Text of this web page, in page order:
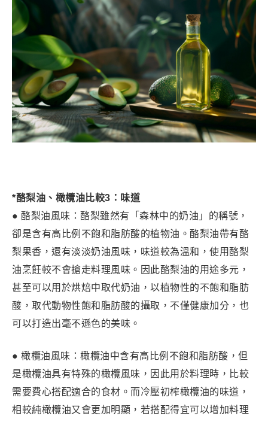
*酪梨油、橄欖油比較3：味道
● 酪梨油風味：酪梨雖然有「森林中的奶油」的稱號，
卻是含有高比例不飽和脂肪酸的植物油。酪梨油帶有酪
梨果香，還有淡淡奶油風味，味道較為溫和，使用酪梨
油烹飪較不會搶走料理風味。因此酪梨油的用途多元，
甚至可以用於烘焙中取代奶油，以植物性的不飽和脂肪
酸，取代動物性飽和脂肪酸的攝取，不僅健康加分，也
可以打造出毫不遜色的美味。
● 橄欖油風味：橄欖油中含有高比例不飽和脂肪酸，但
是橄欖油具有特殊的橄欖風味，因此用於料理時，比較
需要費心搭配適合的食材。而冷壓初榨橄欖油的味道，
相較純橄欖油又會更加明顯，若搭配得宜可以增加料理